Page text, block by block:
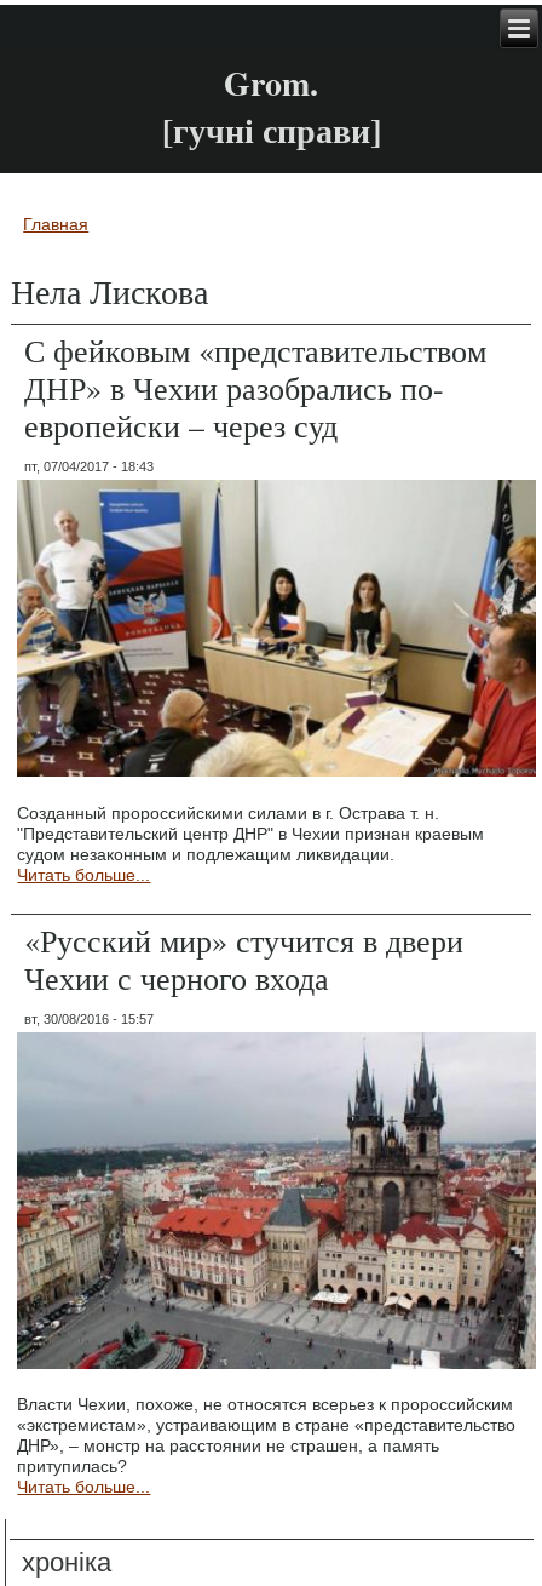
Grom.
[гучні справи]
Вы здесь
Главная
Нела Лискова
С фейковым «представительством
ДНР» в Чехии разобрались по-
европейски – через суд
пт, 07/04/2017 - 18:43
Созданный пророссийскими силами в г. Острава т. н.
"Представительский центр ДНР" в Чехии признан краевым
судом незаконным и подлежащим ликвидации.
Читать больше...
«Русский мир» стучится в двери
Чехии с черного входа
вт, 30/08/2016 - 15:57
Власти Чехии, похоже, не относятся всерьез к пророссийским
«экстремистам», устраивающим в стране «представительство
ДНР», – монстр на расстоянии не страшен, а память
притупилась?
Читать больше...
хроніка